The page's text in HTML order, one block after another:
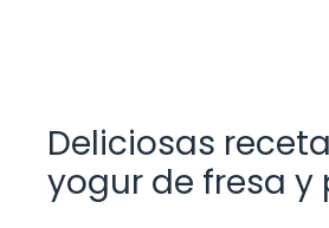
Deliciosas
yogur de fresa